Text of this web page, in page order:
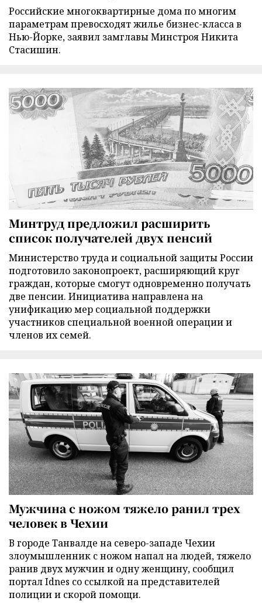
Российские многоквартирные дома по многим
параметрам превосходят жилье бизнес-класса в
Нью-Йорке, заявил замглавы Минстроя Никита
Стасишин.
Минтруд предложил расширить
список получателей двух пенсий
Министерство труда и социальной защиты России
подготовило законопроект, расширяющий круг
граждан, которые смогут одновременно получать
две пенсии. Инициатива направлена на
унификацию мер социальной поддержки
участников специальной военной операции и
членов их семей.
Мужчина с ножом тяжело ранил трех
человек в Чехии
В городе Танвалде на северо-западе Чехии
злоумышленник с ножом напал на людей, тяжело
ранив двух мужчин и одну женщину, сообщил
портал Idnes со ссылкой на представителей
полиции и скорой помощи.